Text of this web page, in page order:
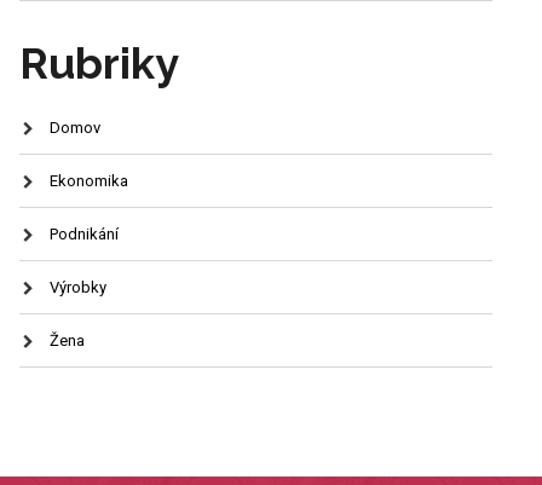
Rubriky
Domov
Ekonomika
Podnikání
Výrobky
Žena